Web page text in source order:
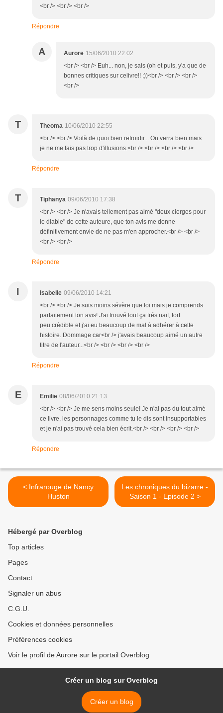
<br /> <br /> <br />
Répondre
A Aurore 15/06/2010 22:02
<br /> <br /> Euh... non, je sais (oh et puis, y'a que de
bonnes critiques sur celivre!! ;))<br /> <br /> <br />
<br />
T Theoma 10/06/2010 22:55
<br /> <br /> Voilà de quoi bien refroidir... On verra bien mais
je ne me fais pas trop d'illusions.<br /> <br /> <br /> <br />
Répondre
T Tiphanya 09/06/2010 17:38
<br /> <br /> Je n'avais tellement pas aimé "deux cierges pour
le diable" de cette auteure, que ton avis me donne
définitivement envie de ne pas m'en approcher.<br /> <br />
<br /> <br />
Répondre
I Isabelle 09/06/2010 14:21
<br /> <br /> Je suis moins sévère que toi mais je comprends
parfaitement ton avis! J'ai trouvé tout ça trés naïf, fort
peu crédible et j'ai eu beaucoup de mal à adhérer à cette
histoire. Dommage car<br /> j'avais beaucoup aimé un autre
titre de l'auteur...<br /> <br /> <br /> <br />
Répondre
E Emilie 08/06/2010 21:13
<br /> <br /> Je me sens moins seule! Je n'ai pas du tout aimé
ce livre, les personnages comme tu le dis sont insupportables
et je n'ai pas trouvé cela bien écrit.<br /> <br /> <br /> <br />
Répondre
< Infrarouge de Nancy
Huston
Les chroniques du bizarre -
Saison 1 - Episode 2 >
Hébergé par Overblog
Top articles
Pages
Contact
Signaler un abus
C.G.U.
Cookies et données personnelles
Préférences cookies
Voir le profil de Aurore sur le portail Overblog
Créer un blog sur Overblog
Créer un blog